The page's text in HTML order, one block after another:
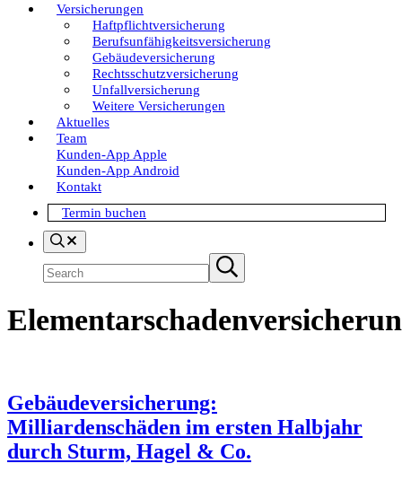
eine
Entscheidung!
Versicherungen
Haftpflichtversicherung
Berufsunfähigkeitsversicherung
Gebäudeversicherung
Rechtsschutzversicherung
Unfallversicherung
Weitere Versicherungen
Aktuelles
Team
Kunden-App Apple
Kunden-App Android
Kontakt
Termin buchen
Search
Submit
search
Gebäudeversicherung:
Milliardenschäden im ersten Halbjahr
durch Sturm, Hagel & Co.